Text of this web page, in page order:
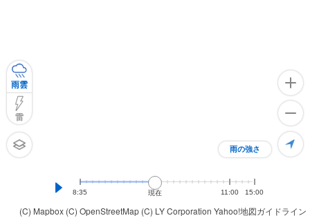
(C) Mapbox (C) OpenStreetMap (C) LY Corporation Yahoo!地図ガイドライン
雨の強さ
雨雲
雷
8:35 現在 11:00 15:00